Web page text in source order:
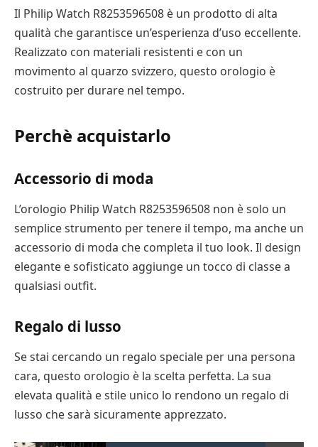
Il Philip Watch R8253596508 è un prodotto di alta
qualità che garantisce un’esperienza d’uso eccellente.
Realizzato con materiali resistenti e con un
movimento al quarzo svizzero, questo orologio è
costruito per durare nel tempo.
Perchè acquistarlo
Accessorio di moda
L’orologio Philip Watch R8253596508 non è solo un
semplice strumento per tenere il tempo, ma anche un
accessorio di moda che completa il tuo look. Il design
elegante e sofisticato aggiunge un tocco di classe a
qualsiasi outfit.
Regalo di lusso
Se stai cercando un regalo speciale per una persona
cara, questo orologio è la scelta perfetta. La sua
elevata qualità e stile unico lo rendono un regalo di
lusso che sarà sicuramente apprezzato.